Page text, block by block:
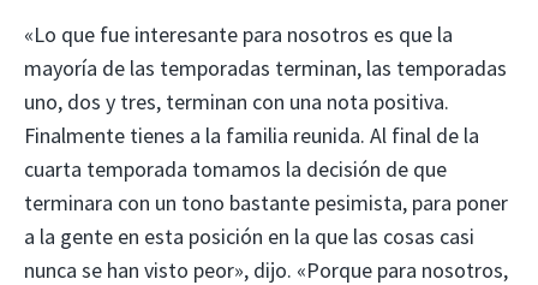
«Lo que fue interesante para nosotros es que la
mayoría de las temporadas terminan, las temporadas
uno, dos y tres, terminan con una nota positiva.
Finalmente tienes a la familia reunida. Al final de la
cuarta temporada tomamos la decisión de que
terminara con un tono bastante pesimista, para poner
a la gente en esta posición en la que las cosas casi
nunca se han visto peor», dijo. «Porque para nosotros,